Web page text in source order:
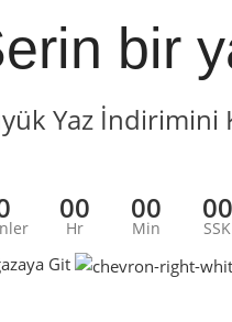
bir
Yaz İndirimini
00
Hr
00
Min
00
SSK
Git